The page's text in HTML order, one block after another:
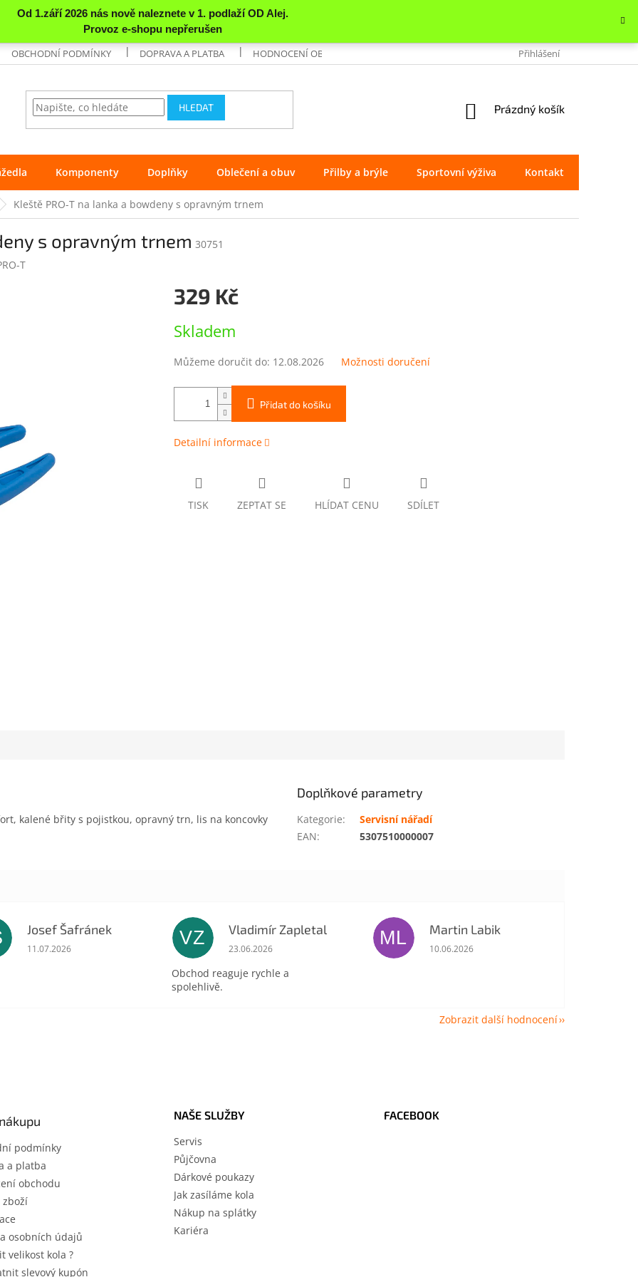
OBCHODNÍ PODMÍNKY DOPRAVA A PLATBA HODNOCENÍ OBCHODU REKLAMACE OCHRANA
Přihlášení
HLEDAT
NÁKUPNÍ
Prázdný košík
Komponenty Doplňky Oblečení a obuv Přilby a brýle Sportovní výživa Kontakt
Kleště PRO-T na lanka a bowdeny s opravným trnem
s opravným trnem 30751
T
329 Kč
cena:
Skladem
Můžeme doručit do: 12.08.2026 Možnosti doručení
Přidat do košíku
Detailní informace
TISK ZEPTAT SE HLÍDAT CENU SDÍLET
kalené břity s pojistkou, opravný trn, lis na koncovky
Doplňkové parametry
Kategorie:
Servisní nářadí
EAN: 5307510000007
Josef Šafránek
Hodnocení obchodu je 5 z 5 hvězdiček.
11.07.2026
VZ Vladimír Zapletal
Hodnocení obchodu je 5 z 5 hvězdiček.
23.06.2026
Obchod reaguje rychle a
spolehlivě.
ML Martin Labik
Hodnocení obchodu je 5 z 5 hvězdiček.
10.06.2026
Zobrazit další hodnocení
podmínky
a platba
obchodu
zboží
osobních údajů
velikost kola ?
slevový kupón
NAŠE SLUŽBY
Servis
Půjčovna
Dárkové poukazy
Jak zasíláme kola
Nákup na splátky
Kariéra
FACEBOOK